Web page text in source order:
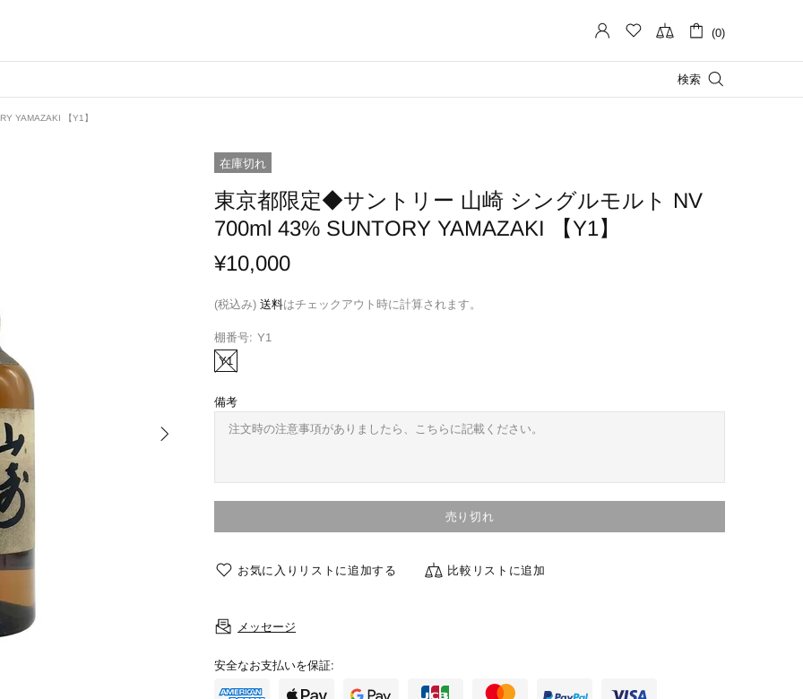
(0)
検索
YAMAZAKI 【Y1】
在庫切れ
東京都限定◆サントリー 山崎 シングルモルト NV
700ml 43% SUNTORY YAMAZAKI 【Y1】
¥10,000
(税込み) 送料はチェックアウト時に計算されます。
棚番号: Y1
Y1
備考
売り切れ
お気に入りリストに追加する 比較リストに追加
メッセージ
安全なお支払いを保証: